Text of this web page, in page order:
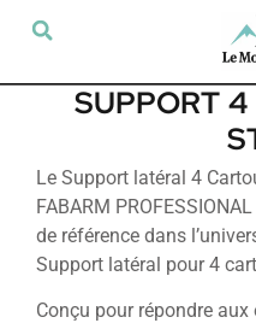
SUPPORT 4
Le Support latéral 4
FABARM
de référence dans
Support latéral pour 4
Conçu pour répondre aux